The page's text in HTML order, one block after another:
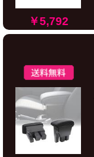
￥5,792